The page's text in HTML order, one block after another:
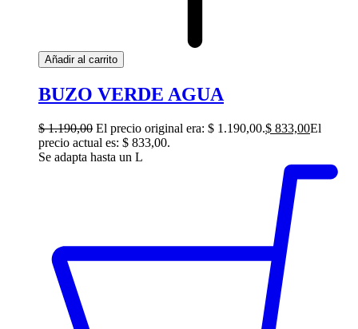
Añadir al carrito
BUZO VERDE AGUA
$1.190,00 El precio original era: $ 1.190,00.$ 833,00El
precio actual es: $ 833,00.
Se adapta hasta un L